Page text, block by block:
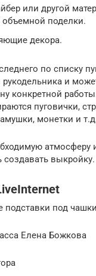
или другой
объемной поделки.
декора.
по списку
рукодельника и
конкретной
пуговички,
монетки и
атмосферу
выкройку.
подставки под чашки
Елена Божкова